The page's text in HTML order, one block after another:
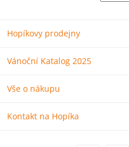
Hopíkovy prodejny
Vánoční Katalog 2025
Vše o nákupu
Kontakt na Hopíka